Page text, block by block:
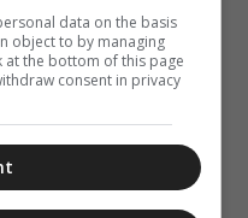
“Κιβωτό της
Ορθοδοξίας”,
σε όλα τα
περίπτερα
data on the basis
object to by managing
the bottom of this page
consent in privacy